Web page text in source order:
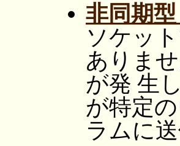
非同期型
ソケッ
ありま
が発 生
が特定
ラムに